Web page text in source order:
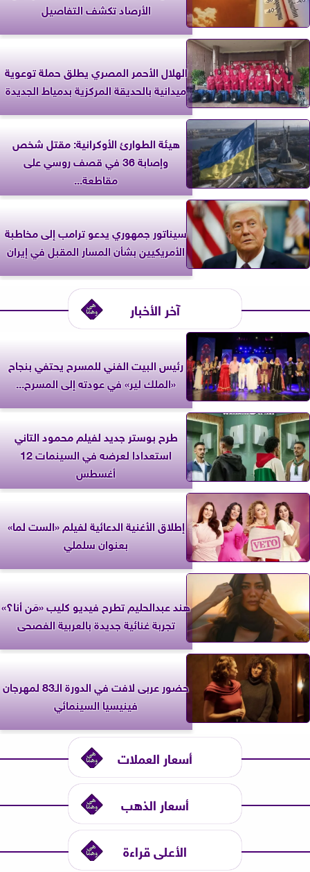
الأرصاد تكشف التفاصيل
الهلال الأحمر المصري يطلق حملة توعوية
ميدانية بالحديقة المركزية بدمياط الجديدة
هيئة الطوارئ الأوكرانية: مقتل شخص
وإصابة 36 في قصف روسي على
مقاطعة...
سيناتور جمهوري يدعو ترامب إلى مخاطبة
الأمريكيين بشأن المسار المقبل في إيران
آخر الأخبار
رئيس البيت الفني للمسرح يحتفي بنجاح
«الملك لير» في عودته إلى المسرح...
طرح بوستر جديد لفيلم محمود التاني
استعدادا لعرضه في السينمات 12
أغسطس
إطلاق الأغنية الدعائية لفيلم «الست لما»
بعنوان سلملي
هند عبدالحليم تطرح فيديو كليب «مَن أنا؟»
تجربة غنائية جديدة بالعربية الفصحى
حضور عربى لافت في الدورة الـ83 لمهرجان
فينيسيا السينمائي
أسعار العملات
أسعار الذهب
الأعلى قراءة